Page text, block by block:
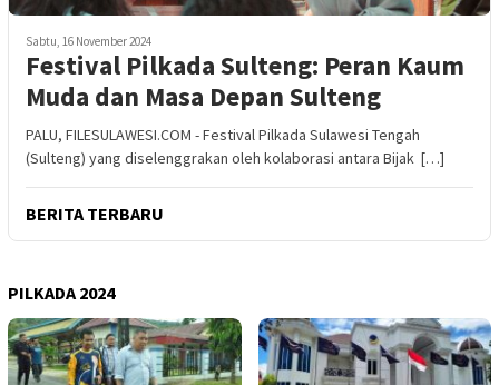
Sabtu, 16 November 2024
Festival Pilkada Sulteng: Peran Kaum
Muda dan Masa Depan Sulteng
PALU, FILESULAWESI.COM - Festival Pilkada Sulawesi Tengah
(Sulteng) yang diselenggrakan oleh kolaborasi antara Bijak […]
BERITA TERBARU
PILKADA 2024